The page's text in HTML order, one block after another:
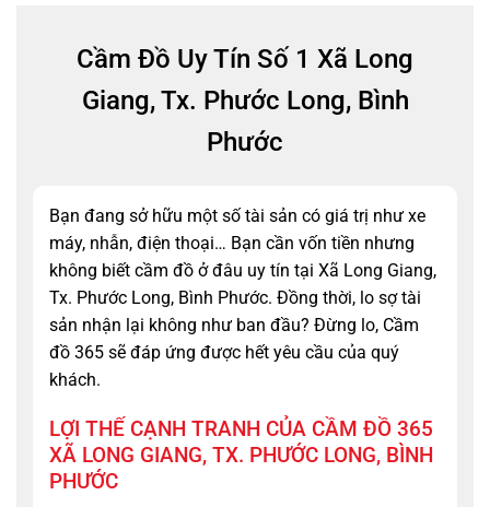
Cầm Đồ Uy Tín Số 1 Xã Long
Giang, Tx. Phước Long, Bình
Phước
Bạn đang sở hữu một số tài sản có giá trị như xe
máy, nhẫn, điện thoại… Bạn cần vốn tiền nhưng
không biết cầm đồ ở đâu uy tín tại Xã Long Giang,
Tx. Phước Long, Bình Phước. Đồng thời, lo sợ tài
sản nhận lại không như ban đầu? Đừng lo, Cầm
đồ 365 sẽ đáp ứng được hết yêu cầu của quý
khách.
LỢI THẾ CẠNH TRANH CỦA CẦM ĐỒ 365
XÃ LONG GIANG, TX. PHƯỚC LONG, BÌNH
PHƯỚC